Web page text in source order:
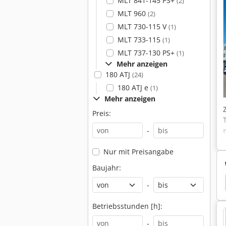
MLT 960 (2)
MLT 730-115 V(1)
MLT 733-115 (1)
MLT 737-130 PS+ (1)
Mehr anzeigen
180 ATJ (24)
180 ATJ e (1)
Mehr anzeigen
Preis:
-
Nur mit Preisangabe
Baujahr:
-
Betriebsstunden [h]:
-
Merlo 4016 Merlo 4521